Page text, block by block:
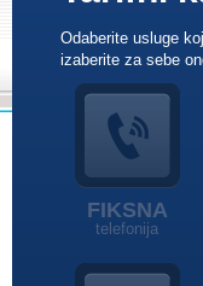
Odaberite usluge
izaberite za sebe
FIKSNA
telefonija